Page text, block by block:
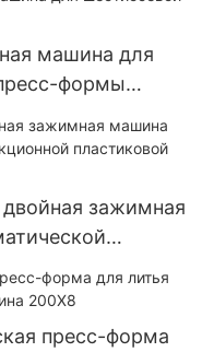
машина для
формы
зажимная
игрушки
пресс-форма